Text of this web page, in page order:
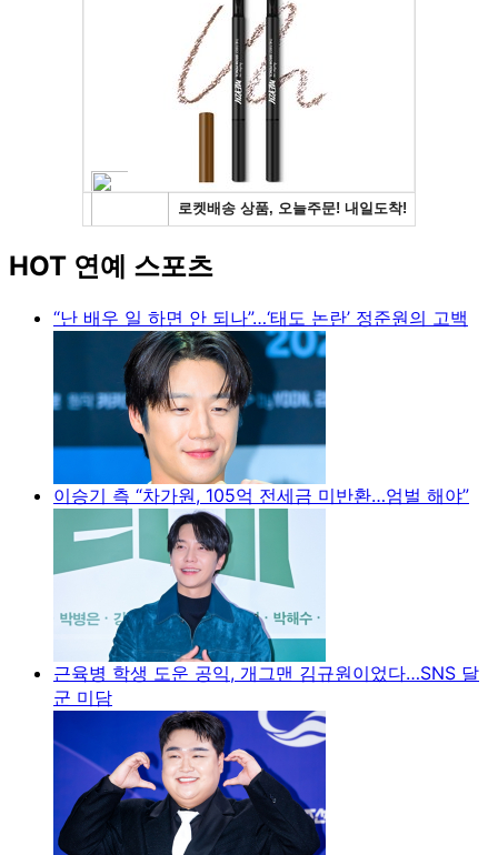
HOT 연예 스포츠
“난 배우 일 하면 안 되나”…‘태도 논란’ 정준원의 고백
이승기 측 “차가원, 105억 전세금 미반환…엄벌 해야”
근육병 학생 도운 공익, 개그맨 김규원이었다…SNS 달
군 미담